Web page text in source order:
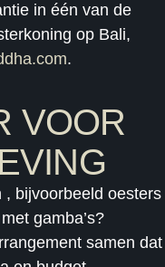
in één van de
op Bali,
.
VOOR
bijvoorbeeld oesters
gamba’s?
samen dat